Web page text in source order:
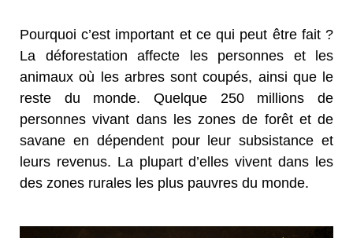
Pourquoi c’est important et ce qui peut être fait ?
La déforestation affecte les personnes et les
animaux où les arbres sont coupés, ainsi que le
reste du monde. Quelque 250 millions de
personnes vivant dans les zones de forêt et de
savane en dépendent pour leur subsistance et
leurs revenus. La plupart d’elles vivent dans les
des zones rurales les plus pauvres du monde.